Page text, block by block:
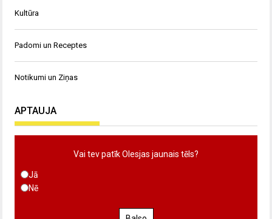
Kultūra
Padomi un Receptes
Notikumi un Ziņas
APTAUJA
Vai tev patīk Olesjas jaunais tēls?
Jā
Nē